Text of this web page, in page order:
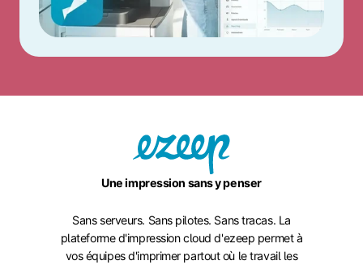
Une impression sans y penser
Sans serveurs. Sans pilotes. Sans tracas. La
plateforme d'impression cloud d'ezeep permet à
vos équipes d'imprimer partout où le travail les